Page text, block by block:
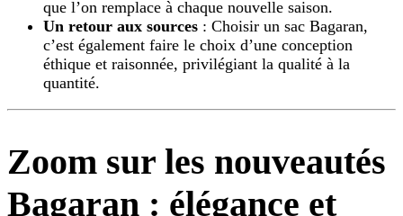
que l’on remplace à chaque nouvelle saison.
Un retour aux sources : Choisir un sac Bagaran,
c’est également faire le choix d’une conception
éthique et raisonnée, privilégiant la qualité à la
quantité.
Zoom sur les nouveautés
Bagaran : élégance et